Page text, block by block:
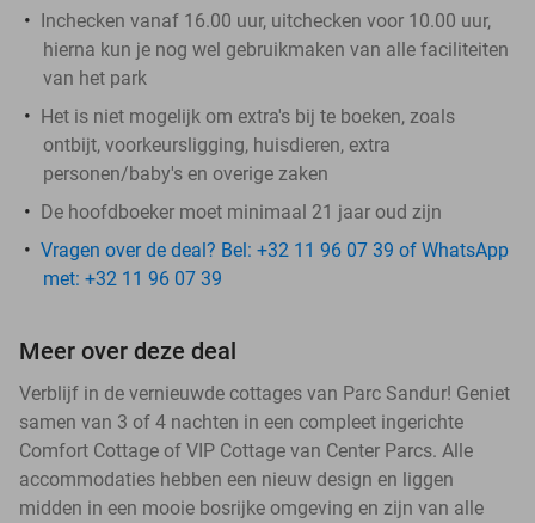
Inchecken vanaf 16.00 uur, uitchecken voor 10.00 uur,
hierna kun je nog wel gebruikmaken van alle faciliteiten
van het park
Het is niet mogelijk om extra's bij te boeken, zoals
ontbijt, voorkeursligging, huisdieren, extra
personen/baby's en overige zaken
De hoofdboeker moet minimaal 21 jaar oud zijn
Vragen over de deal? Bel: +32 11 96 07 39 of WhatsApp
met: +32 11 96 07 39
Meer over deze deal
Verblijf in de vernieuwde cottages van Parc Sandur! Geniet
samen van 3 of 4 nachten in een compleet ingerichte
Comfort Cottage of VIP Cottage van Center Parcs. Alle
accommodaties hebben een nieuw design en liggen
midden in een mooie bosrijke omgeving en zijn van alle